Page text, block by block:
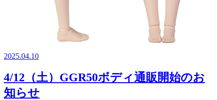
2025.04.10
4/12（土）GGR50ボディ通販開始のお
知らせ